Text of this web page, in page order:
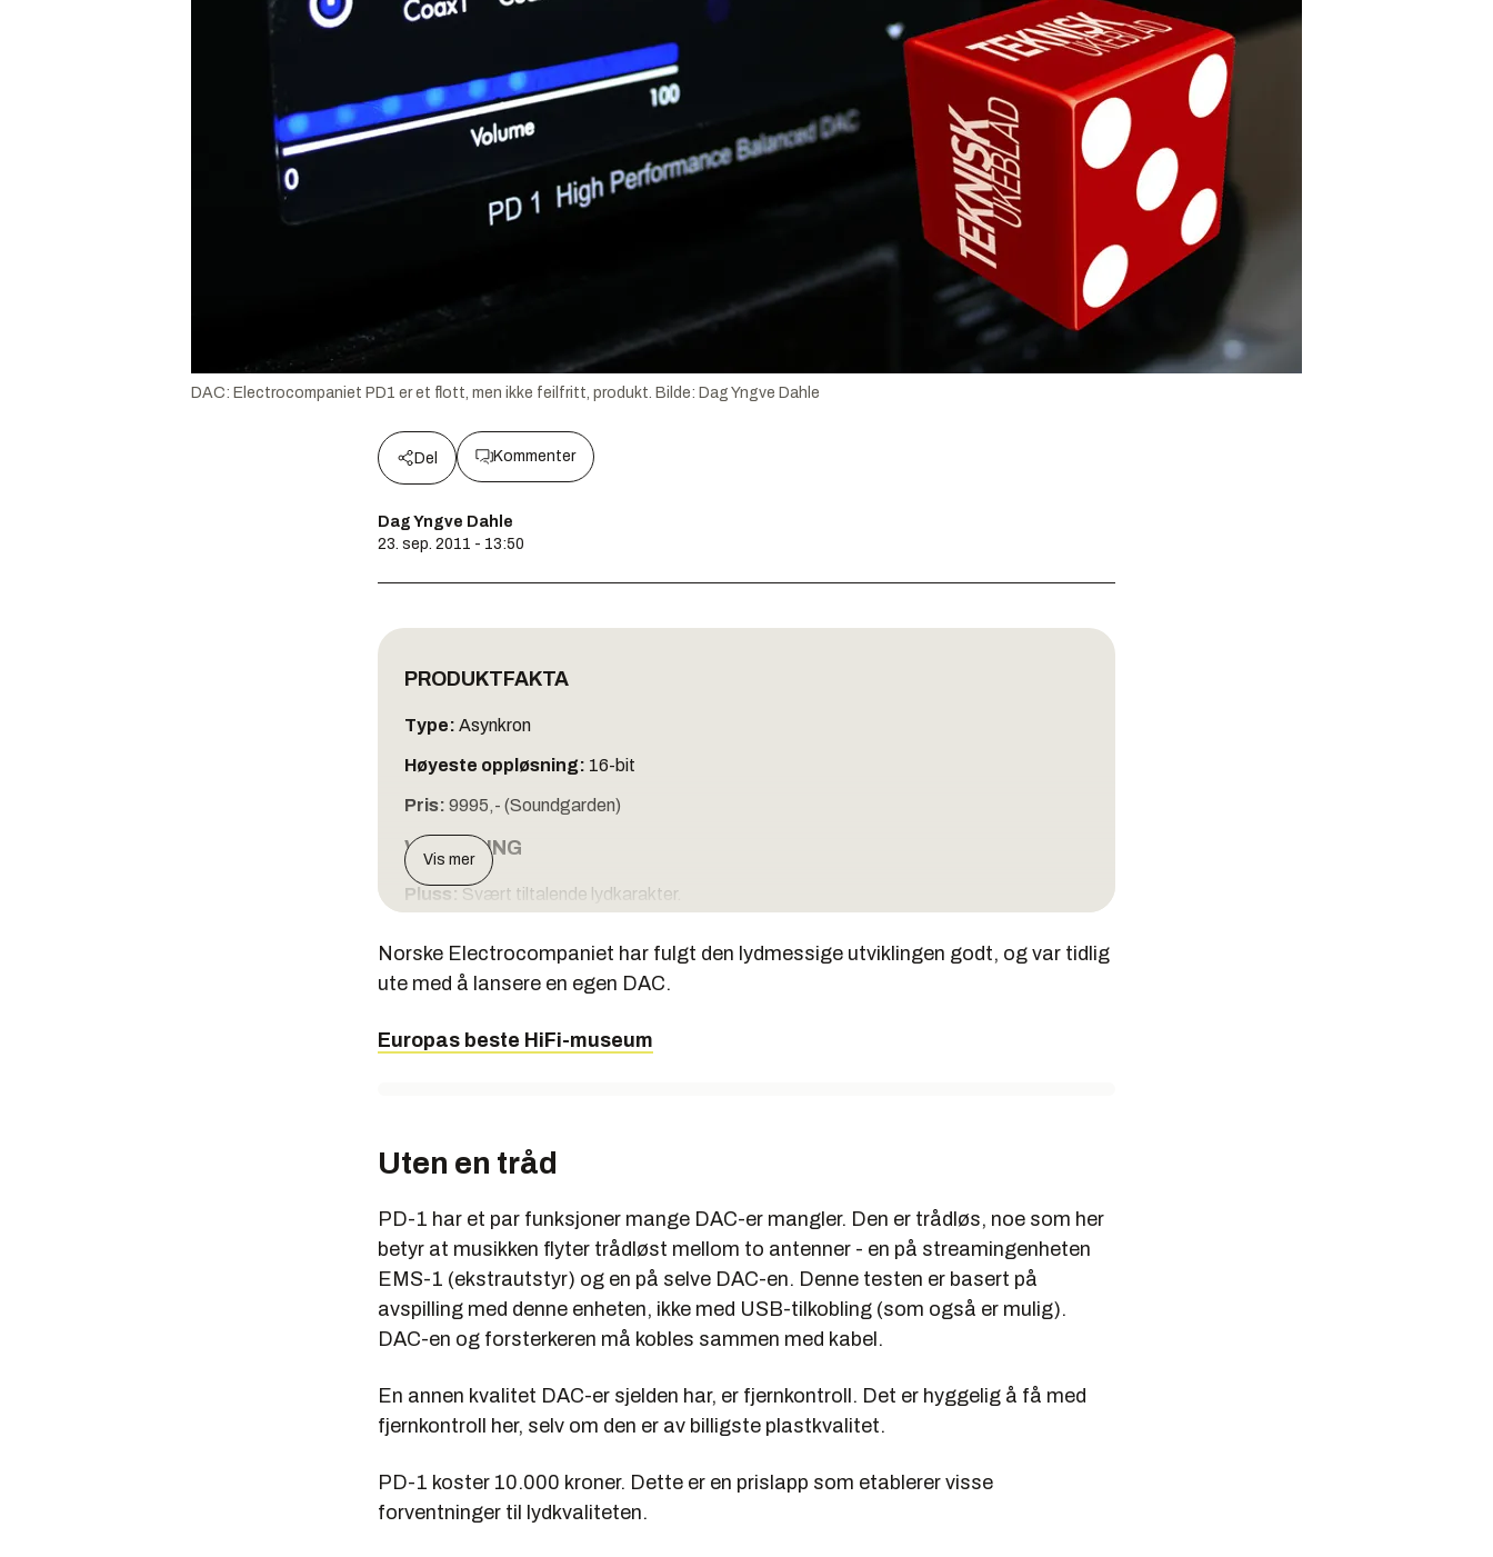
DAC: Electrocompaniet PD1 er et flott, men ikke feilfritt, produkt. Bilde: Dag Yngve Dahle
Del Kommenter
Dag Yngve Dahle
23. sep. 2011 - 13:50
PRODUKTFAKTA
Type: Asynkron
Høyeste oppløsning: 16-bit
Pris: 9995,- (Soundgarden)
VURDERING
Pluss: Svært tiltalende lydkarakter.
TESTFAKTA
Electrocompaniet og Marantz, høyttalere fra Jamo og Avance samt hodetelefoner fra
Vis mer
Norske Electrocompaniet har fulgt den lydmessige utviklingen godt, og var tidlig
ute med å lansere en egen DAC.
Europas beste HiFi-museum
Uten en tråd
PD-1 har et par funksjoner mange DAC-er mangler. Den er trådløs, noe som her
betyr at musikken flyter trådløst mellom to antenner - en på streamingenheten
EMS-1 (ekstrautstyr) og en på selve DAC-en. Denne testen er basert på
avspilling med denne enheten, ikke med USB-tilkobling (som også er mulig).
DAC-en og forsterkeren må kobles sammen med kabel.
En annen kvalitet DAC-er sjelden har, er fjernkontroll. Det er hyggelig å få med
fjernkontroll her, selv om den er av billigste plastkvalitet.
PD-1 koster 10.000 kroner. Dette er en prislapp som etablerer visse
forventninger til lydkvaliteten.